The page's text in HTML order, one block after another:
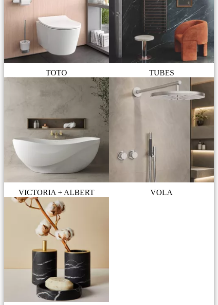
TOTO TUBES
VICTORIA + ALBERT VOLA